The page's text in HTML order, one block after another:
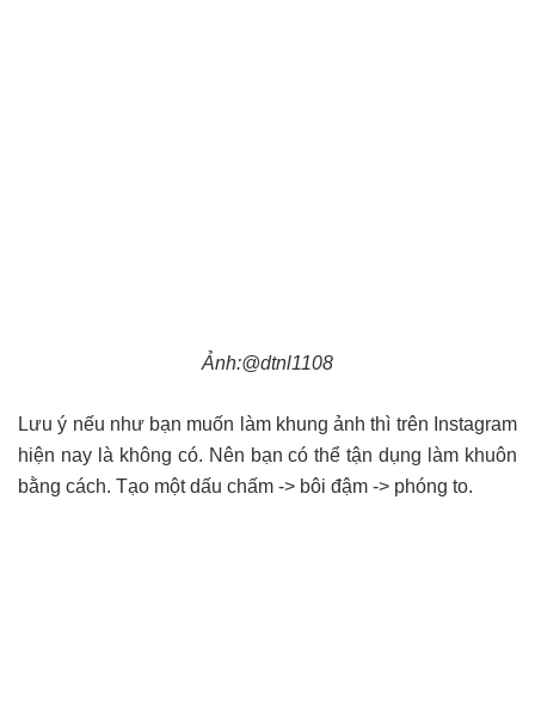
Ảnh:@dtnl1108
Lưu ý nếu như bạn muốn làm khung ảnh thì trên Instagram
hiện nay là không có. Nên bạn có thể tận dụng làm khuôn
bằng cách. Tạo một dấu chấm -> bôi đậm -> phóng to.